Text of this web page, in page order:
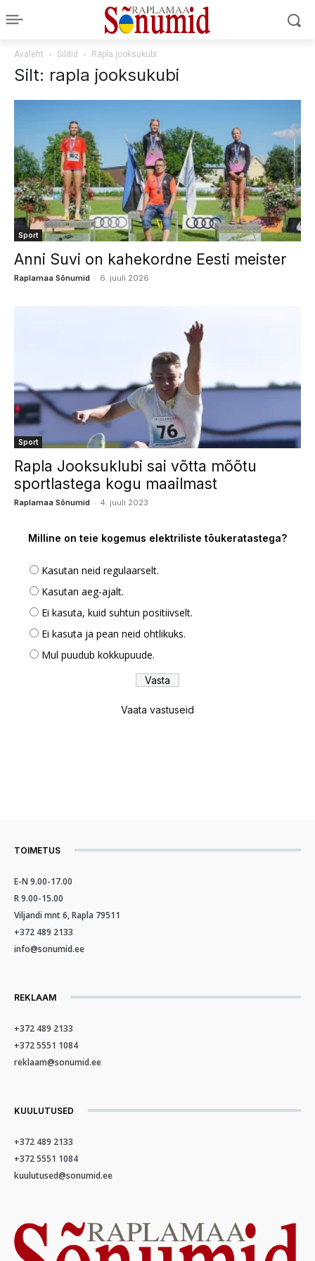
Avaleht Sildid Rapla jooksukubi
Silt: rapla jooksukubi
Sport
Anni Suvi on kahekordne Eesti meister
Raplamaa Sõnumid - 6. juuli 2026
Sport
Rapla Jooksuklubi sai võtta mõõtu
sportlastega kogu maailmast
Raplamaa Sõnumid - 4. juuli 2023
Milline on teie kogemus elektriliste tõukeratastega?
Kasutan neid regulaarselt.
Kasutan aeg-ajalt.
Ei kasuta, kuid suhtun positiivselt.
Ei kasuta ja pean neid ohtlikuks.
Mul puudub kokkupuude.
Vaata vastuseid
TOIMETUS
E-N 9.00-17.00
R 9.00-15.00
Viljandi mnt 6, Rapla 79511
+372 489 2133
info@sonumid.ee
REKLAAM
+372 489 2133
+372 5551 1084
reklaam@sonumid.ee
KUULUTUSED
+372 489 2133
+372 5551 1084
kuulutused@sonumid.ee